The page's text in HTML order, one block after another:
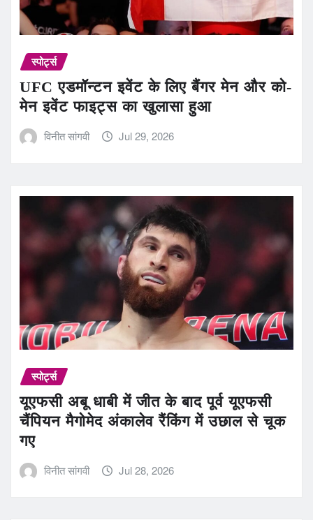
स्पोर्ट्स
UFC एडमॉन्टन इवेंट के लिए बैंगर मेन और को-
मेन इवेंट फाइट्स का खुलासा हुआ
विनीत सांगवी Jul 29, 2026
स्पोर्ट्स
यूएफसी अबू धाबी में जीत के बाद पूर्व यूएफसी
चैंपियन मैगोमेद अंकालेव रैंकिंग में उछाल से चूक
गए
विनीत सांगवी Jul 28, 2026